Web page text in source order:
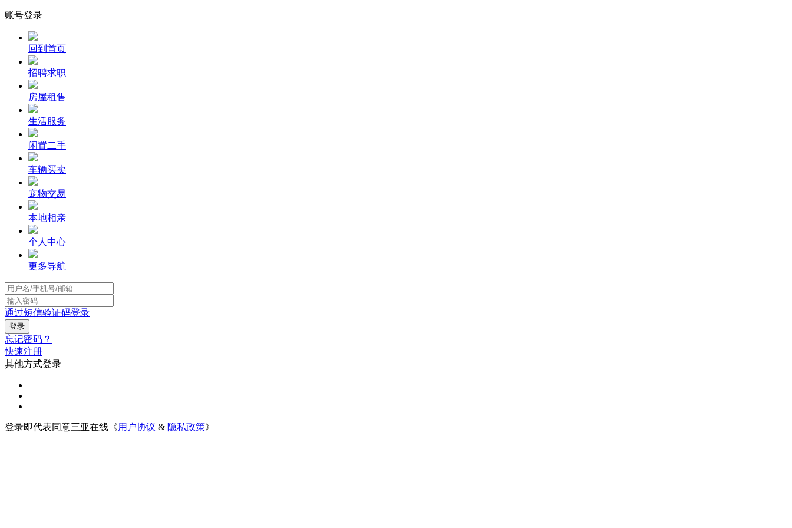
账号登录
回到首页
招聘求职
房屋租售
生活服务
闲置二手
车辆买卖
宠物交易
本地相亲
个人中心
更多导航
通过短信验证码登录
忘记密码？
快速注册
其他方式登录
登录即代表同意三亚在线《用户协议 & 隐私政策》